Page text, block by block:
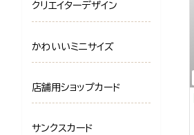
クリエイターデザイン
かわいいミニサイズ
店舗用ショップカード
サンクスカード